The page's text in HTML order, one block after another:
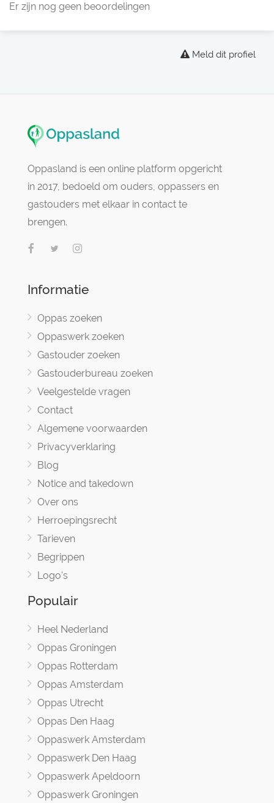
Er zijn nog geen beoordelingen
Meld dit profiel
Oppasland is een online platform opgericht
in 2017, bedoeld om ouders, oppassers en
gastouders met elkaar in contact te
brengen.
Informatie
Oppas zoeken
Oppaswerk zoeken
Gastouder zoeken
Gastouderbureau zoeken
Veelgestelde vragen
Contact
Algemene voorwaarden
Privacyverklaring
Blog
Notice and takedown
Over ons
Herroepingsrecht
Tarieven
Begrippen
Logo's
Populair
Heel Nederland
Oppas Groningen
Oppas Rotterdam
Oppas Amsterdam
Oppas Utrecht
Oppas Den Haag
Oppaswerk Amsterdam
Oppaswerk Den Haag
Oppaswerk Apeldoorn
Oppaswerk Groningen